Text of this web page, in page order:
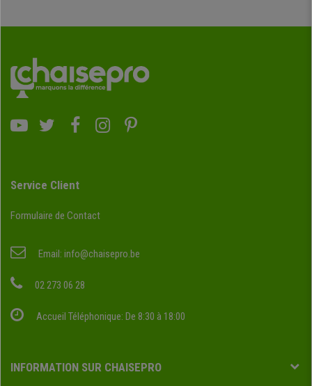
Service Client
Formulaire de Contact
Email: info@chaisepro.be
02 273 06 28
Accueil Téléphonique: De 8:30 à 18:00
INFORMATION SUR CHAISEPRO